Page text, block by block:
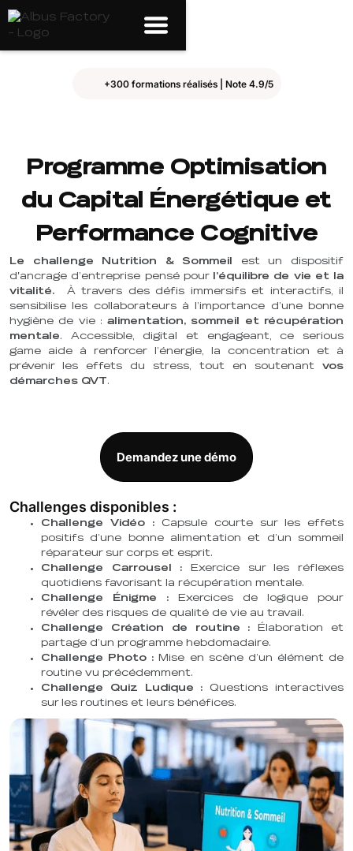
+300 formations réalisés | Note 4.9/5
Programme Optimisation
du Capital Énergétique et
Performance Cognitive
Le challenge Nutrition & Sommeil est un dispositif
d'ancrage d’entreprise pensé pour
l’équilibre de vie et la
vitalité. À travers des défis immersifs et interactifs, il
sensibilise les collaborateurs à l’importance d’une bonne
hygiène de vie :alimentation, sommeil et récupération
mentale. Accessible, digital et engageant, ce serious
game aide à renforcer l’énergie, la concentration et à
prévenir les effets du stress, tout en soutenant vos
démarches QVT.
Demandez une démo
Challenges disponibles :
Challenge Vidéo : Capsule courte sur les effets
positifs d’une bonne alimentation et d’un sommeil
réparateur sur corps et esprit.
Challenge Carrousel : Exercice sur les réflexes
quotidiens favorisant la récupération mentale.
Challenge Énigme : Exercices de logique pour
révéler des risques de qualité de vie au travail.
Challenge Création de routine : Élaboration et
partage d’un programme hebdomadaire.
Challenge Photo : Mise en scène d’un élément de
routine vu précédemment.
Challenge Quiz Ludique : Questions interactives
sur les routines et leurs bénéfices.